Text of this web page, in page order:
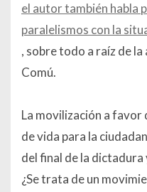
el autor también habla
paralelismos con la
, sobre todo a raíz de
Comú.
La movilización a favor
de vida para la
del final de la dictadura
¿Se trata de un